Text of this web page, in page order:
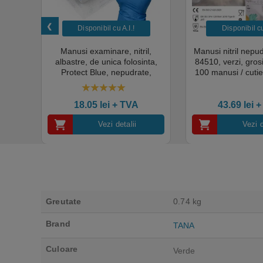
Disponibil cu A.I.​!
Manusi examinare, nitril,
albastre, de unica folosinta,
Protect Blue, nepudrate,
100buc / cutie pentru medical,
HoReCa, saloane si domeniul
industrial, calitate premium
18.05 lei+ TVA
Vezi detalii
Disponibil
Manusi nitril
84510, verzi,
100 manusi /
43.69 lei +
Vezi
Greutate 0.74 kg
Brand TANA
Culoare Verde